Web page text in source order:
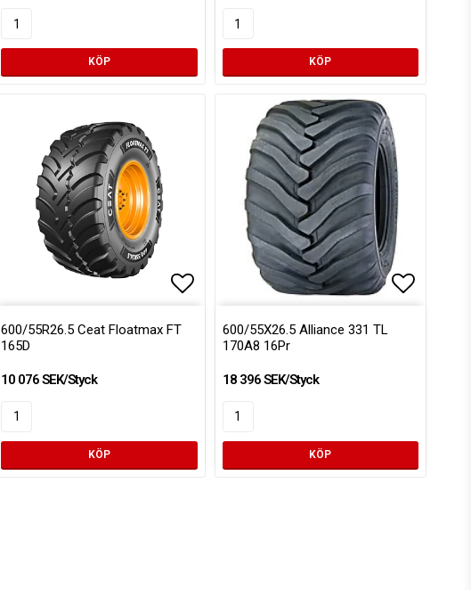
KÖP KÖP
600/55R26.5 Ceat Floatmax FT
165D
10 076 SEK/Styck
KÖP
600/55X26.5 Alliance 331 TL
170A8 16Pr
18 396 SEK/Styck
KÖP